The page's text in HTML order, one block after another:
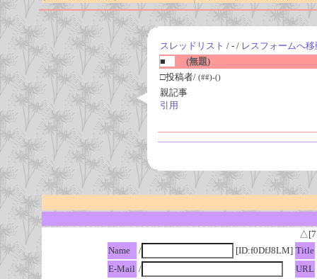
スレッドリスト / - / レスフォームへ移
■
(無題)
□投稿者/ (##)-()
親記事
引用
Name
/ [ID:f0DfJ8LM] Title
E-Mail /
URL